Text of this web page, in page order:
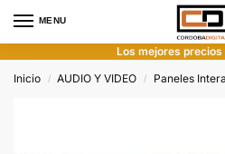
MENU
Los mejores precios
Inicio
/ AUDIO Y VIDEO / Paneles